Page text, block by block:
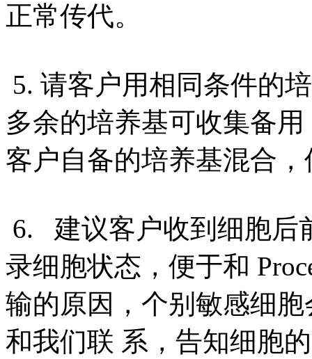
正常传代。
5. 请客户用相同条件的
多余的培养基可收集备
客户自备的培养基混合
6. 建议客户收到细胞后
录细胞状态，便于和
输的原因，个别敏感细
和我们联 系，告知细胞